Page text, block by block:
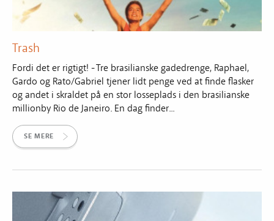
Trash
Fordi det er rigtigt! - Tre brasilianske gadedrenge, Raphael,
Gardo og Rato/Gabriel tjener lidt penge ved at finde flasker
og andet i skraldet på en stor losseplads i den brasilianske
millionby Rio de Janeiro. En dag finder...
SE MERE